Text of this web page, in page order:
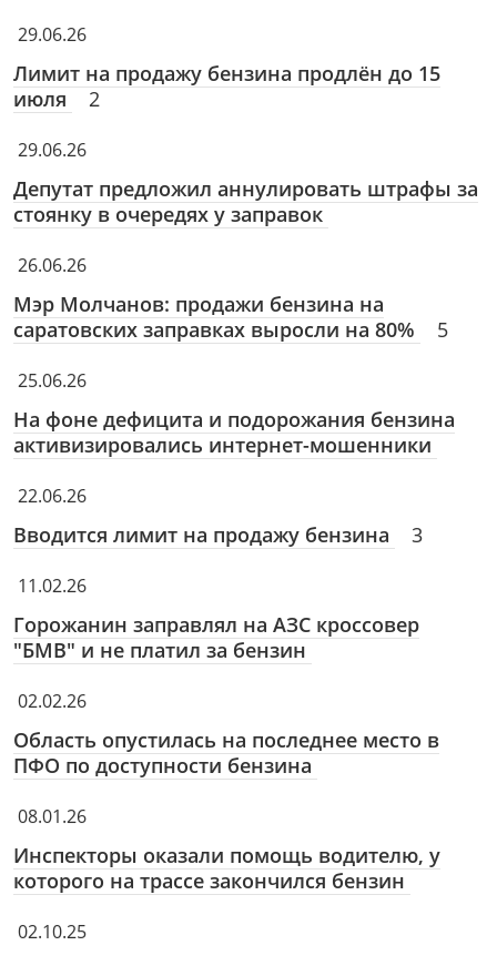
29.06.26
Лимит на продажу бензина продлён до 15
июля
2
29.06.26
Депутат предложил аннулировать штрафы за
стоянку в очередях у заправок
26.06.26
Мэр Молчанов: продажи бензина на
саратовских заправках выросли на 80%
5
25.06.26
На фоне дефицита и подорожания бензина
активизировались интернет-мошенники
22.06.26
Вводится лимит на продажу бензина 3
11.02.26
Горожанин заправлял на АЗС кроссовер
"БМВ" и не платил за бензин
02.02.26
Область опустилась на последнее место в
ПФО по доступности бензина
08.01.26
Инспекторы оказали помощь водителю, у
которого на трассе закончился бензин
02.10.25